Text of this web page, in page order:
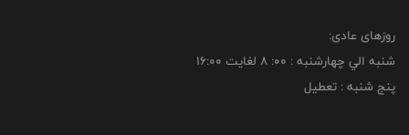
روزهای عادی:
شنبه الي چهارشنبه : 00: 8 لغايت 16:00
پنج شنبه : تعطیل